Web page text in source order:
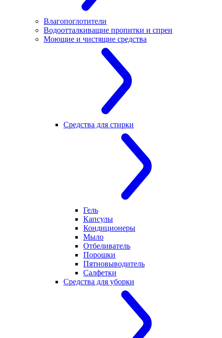
Влагопоглотители
Водоотталкиващие пропитки и спреи
Моющие и чистящие средства
Средства для стирки
Гель
Капсулы
Кондиционеры
Мыло
Отбеливатель
Порошки
Пятновыводитель
Салфетки
Средства для уборки